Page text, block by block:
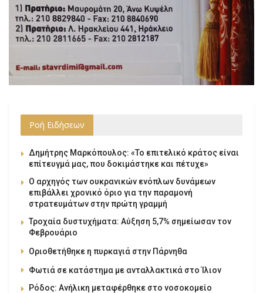
Ροή Ειδήσεων
Δημήτρης Μαρκόπουλος: «Το επιτελικό κράτος είναι
επίτευγμά μας, που δοκιμάστηκε και πέτυχε»
Ο αρχηγός των ουκρανικών ενόπλων δυνάμεων
επιβάλλει χρονικό όριο για την παραμονή
στρατευμάτων στην πρώτη γραμμή
Τροχαία δυστυχήματα: Αύξηση 5,7% σημείωσαν τον
Φεβρουάριο
Οριοθετήθηκε η πυρκαγιά στην Πάρνηθα
Φωτιά σε κατάστημα με ανταλλακτικά στο Ίλιον
Ρόδος: Ανήλικη μεταφέρθηκε στο νοσοκομείο